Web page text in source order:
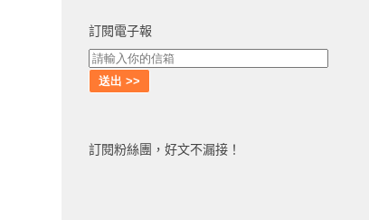
訂閱電子報
訂閱粉絲團，好文不漏接！